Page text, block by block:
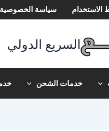
سياسة الخصوصية
السريع الدولي
خدمات الشحن